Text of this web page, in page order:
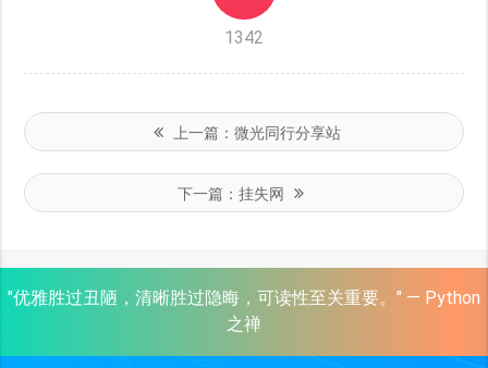
1342
上一篇： 微光同行分享站
下一篇：挂失网
"优雅胜过丑陋，清晰胜过隐晦，可读性至关重要。" — Python
之禅